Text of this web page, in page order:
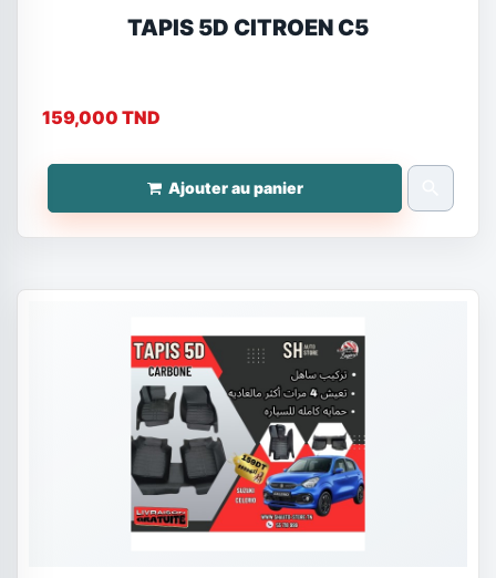
TAPIS 5D CITROEN C5
159,000 TND
Ajouter au panier